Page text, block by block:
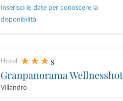
Inserisci le date per conoscere la
disponibilità
Hotel s
Granpanorama
Villandro